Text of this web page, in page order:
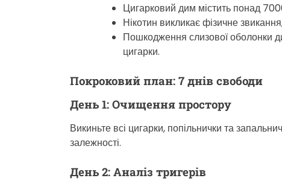
Цигарковий дим містить понад
Нікотин викликає фізичне
Пошкодження слизової оболонки
цигарки.
Покроковий план: 7 днів свободи
День 1: Очищення простору
Викиньте всі цигарки, попільнички та
залежності.
День 2: Аналіз тригерів